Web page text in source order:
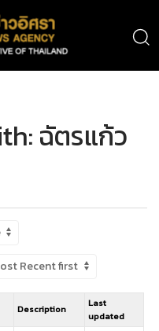
ฉัตรแก้ว
Description
Last
updated